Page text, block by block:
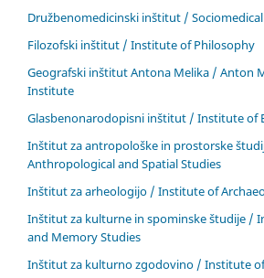
Družbenomedicinski inštitut /
Filozofski inštitut / Institute of Philosophy
Geografski inštitut Antona Melika / Anton
Institute
Glasbenonarodopisni inštitut / Institute of
Inštitut za antropološke in prostorske
Anthropological and Spatial Studies
Inštitut za arheologijo / Institute of
Inštitut za kulturne in spominske študije /
and Memory Studies
Inštitut za kulturno zgodovino / Institute